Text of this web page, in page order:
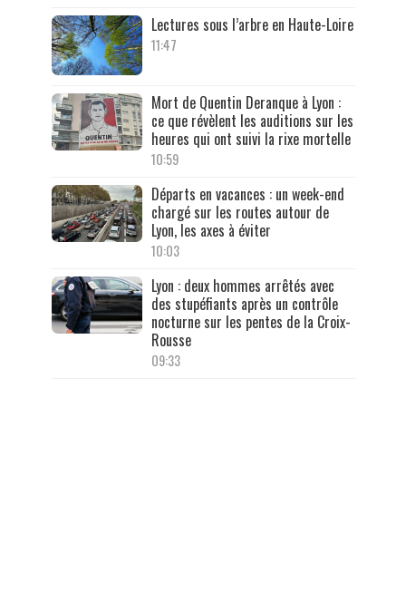
Lectures sous l’arbre en Haute-Loire
11:47
Mort de Quentin Deranque à Lyon :
ce que révèlent les auditions sur les
heures qui ont suivi la rixe mortelle
10:59
Départs en vacances : un week-end
chargé sur les routes autour de
Lyon, les axes à éviter
10:03
Lyon : deux hommes arrêtés avec
des stupéfiants après un contrôle
nocturne sur les pentes de la Croix-
Rousse
09:33